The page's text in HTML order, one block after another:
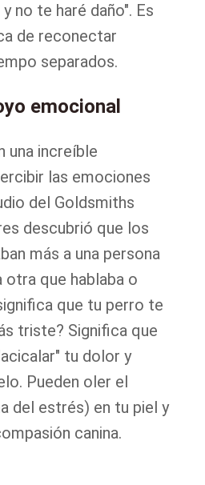
no te haré daño". Es
de reconectar
separados.
emocional
una increíble
las emociones
del Goldsmiths
descubrió que los
más a una persona
otra que hablaba o
que tu perro te
triste? Significa que
tu dolor y
Pueden oler el
del estrés) en tu piel y
canina.